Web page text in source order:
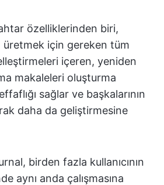
özelliklerinden biri,
üretmek için gereken tüm
içeren, yeniden
makaleleri oluşturma
sağlar ve başkalarının
daha da geliştirmesine
birden fazla kullanıcının
aynı anda çalışmasına